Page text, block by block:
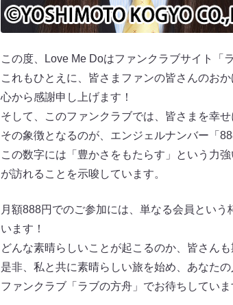
この度、Love Me Doはファンクラブサイト「
これもひとえに、皆さまファンの皆さんのおか
心から感謝申し上げます！
そして、このファンクラブでは、皆さまを幸
その象徴となるのが、エンジェルナンバー「
この数字には「豊かさをもたらす」という力
が訪れることを示唆しています。
月額888円でのご参加には、単なる会員とい
います！
どんな素晴らしいことが起こるのか、皆さんも
是非、私と共に素晴らしい旅を始め、あなた
ファンクラブ「ラブの方舟」でお待ちしていま